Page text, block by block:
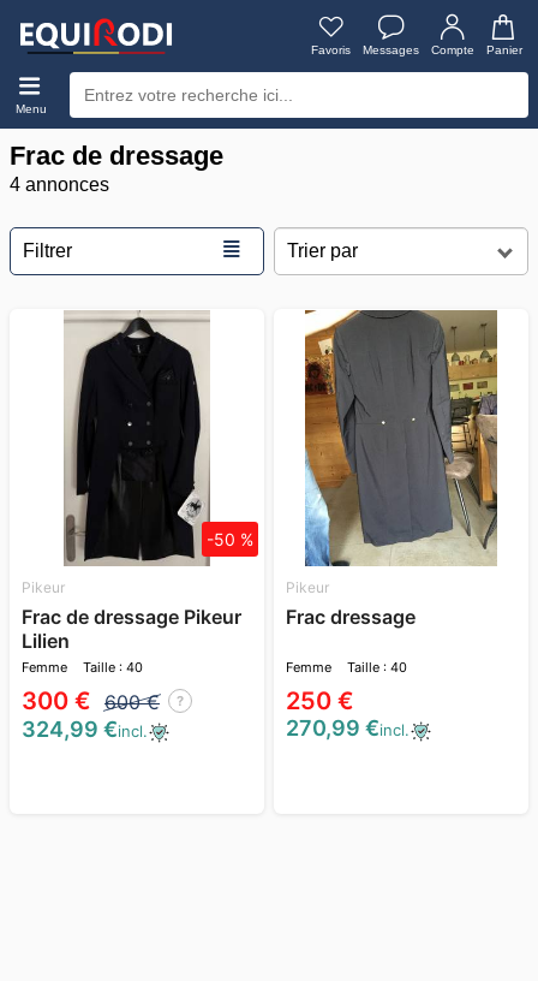
Favoris Messages Compte Panier
Menu
Frac de dressage
4 annonces
Filtrer ≣
Pikeur
Frac de dressage Pikeur
Lilien
Femme Taille : 40
300 € 600 € ?
-50 %
324,99 €incl.
Pikeur
Frac dressage
Femme Taille : 40
250 €
270,99 €incl.